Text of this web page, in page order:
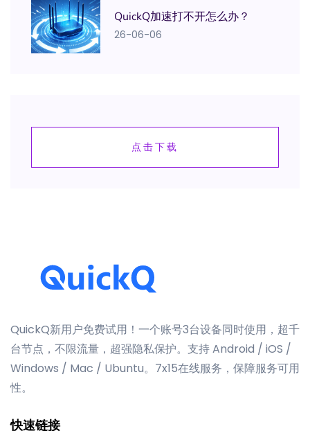
QuickQ加速打不开怎么办？
26-06-06
点击下载
QuickQ新用户免费试用！一个账号3台设备同时使用，超千
台节点，不限流量，超强隐私保护。支持 Android / iOS /
Windows / Mac / Ubuntu。7x15在线服务，保障服务可用
性。
快速链接